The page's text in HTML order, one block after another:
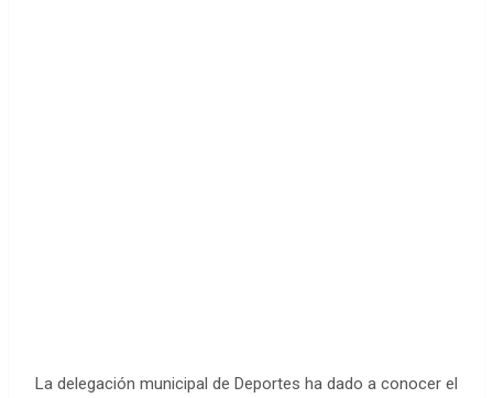
La delegación municipal de Deportes ha dado a conocer el